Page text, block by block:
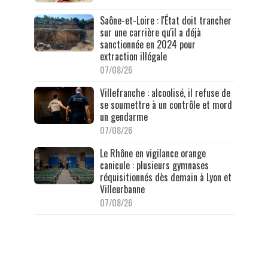
Saône-et-Loire : l'État doit trancher
sur une carrière qu'il a déjà
sanctionnée en 2024 pour
extraction illégale
07/08/26
Villefranche : alcoolisé, il refuse de
se soumettre à un contrôle et mord
un gendarme
07/08/26
Le Rhône en vigilance orange
canicule : plusieurs gymnases
réquisitionnés dès demain à Lyon et
Villeurbanne
07/08/26